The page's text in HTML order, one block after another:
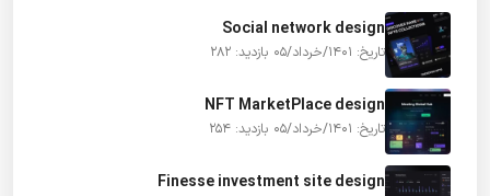
Social network design
تاریخ: 1401/خرداد/05 بازدید: 282
NFT MarketPlace design
تاریخ: 1401/خرداد/05 بازدید: 254
Finesse investment site design